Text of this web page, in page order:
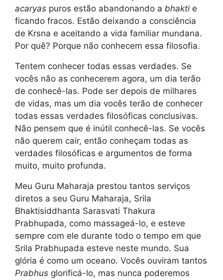
acaryas puros estão abandonando a bhakti e
ficando fracos. Estão deixando a consciência
de Krsna e aceitando a vida familiar mundana.
Por quê? Porque não conhecem essa filosofia.
Tentem conhecer todas essas verdades. Se
vocês não as conhecerem agora, um dia terão
de conhecê-las. Pode ser depois de milhares
de vidas, mas um dia vocês terão de conhecer
todas essas verdades filosóficas conclusivas.
Não pensem que é inútil conhecê-las. Se vocês
não querem cair, então conheçam todas as
verdades filosóficas e argumentos de forma
muito, muito profunda.
Meu Guru Maharaja prestou tantos serviços
diretos a seu Guru Maharaja, Srila
Bhaktisiddhanta Sarasvati Thakura
Prabhupada, como massageá-lo, e esteve
sempre com ele durante todo o tempo em que
Srila Prabhupada esteve neste mundo. Sua
glória é como um oceano. Vocês ouviram tantos
Prabhus glorificá-lo, mas nunca poderemos